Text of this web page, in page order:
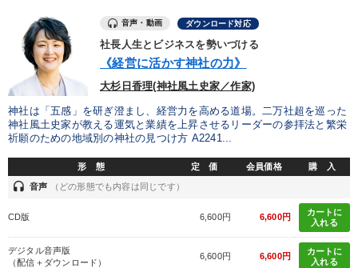
音声・動画 ダウンロード対応
社長人生とビジネスを勢いづける
《経営に活かす神社の力》
大杉日香理(神社風土史家／作家)
神社は「五感」を研ぎ澄まし、経営力を高める道場。二万社超を巡った
神社風土史家が教える運気と業績を上昇させるリーダーの参拝法と繁栄
祈願のための地域別の神社の見つけ方 A2241...
形 態 定 価 会員価格 購 入
headset 音声 （どの形態でも内容は同じです）
CD版 6,600円 6,600円
カートに
入れる
デジタル音声版
（配信＋ダウンロード）
6,600円 6,600円
カートに
入れる